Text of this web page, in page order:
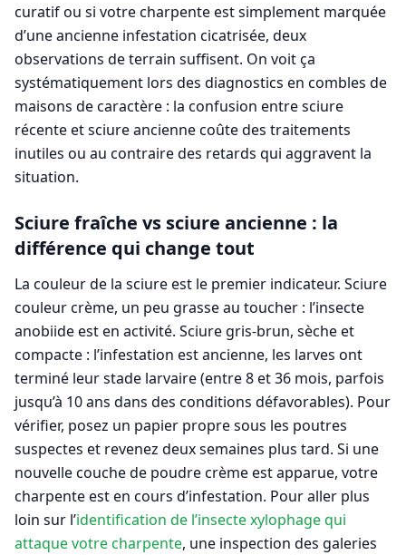
curatif ou si votre charpente est simplement marquée
d’une ancienne infestation cicatrisée, deux
observations de terrain suffisent. On voit ça
systématiquement lors des diagnostics en combles de
maisons de caractère : la confusion entre sciure
récente et sciure ancienne coûte des traitements
inutiles ou au contraire des retards qui aggravent la
situation.
Sciure fraîche vs sciure ancienne : la
différence qui change tout
La couleur de la sciure est le premier indicateur. Sciure
couleur crème, un peu grasse au toucher : l’insecte
anobiide est en activité. Sciure gris-brun, sèche et
compacte : l’infestation est ancienne, les larves ont
terminé leur stade larvaire (entre 8 et 36 mois, parfois
jusqu’à 10 ans dans des conditions défavorables). Pour
vérifier, posez un papier propre sous les poutres
suspectes et revenez deux semaines plus tard. Si une
nouvelle couche de poudre crème est apparue, votre
charpente est en cours d’infestation. Pour aller plus
loin sur l’identification de l’insecte xylophage qui
attaque votre charpente, une inspection des galeries